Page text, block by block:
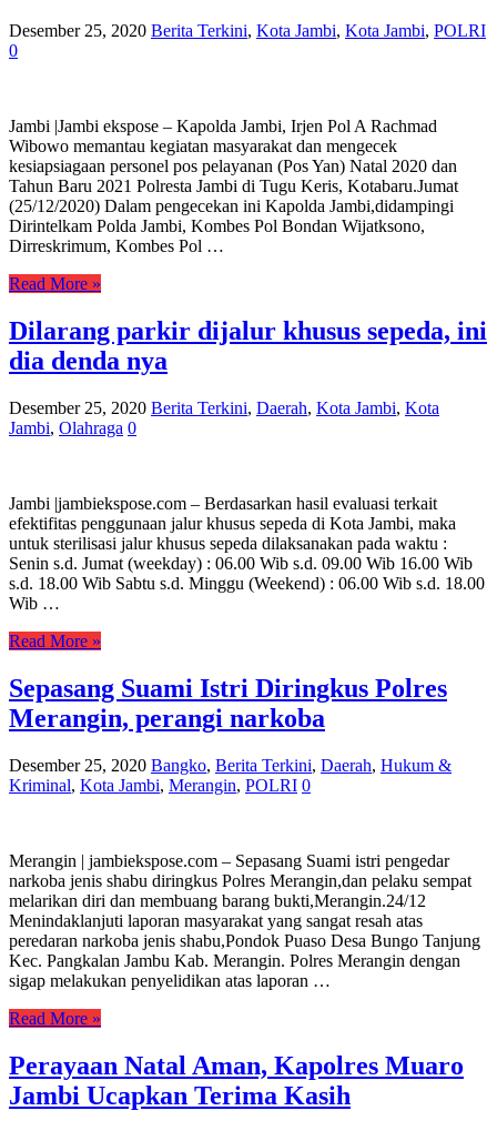
Desember 25, 2020 Berita Terkini, Kota Jambi, Kota Jambi, POLRI
0
Jambi |Jambi ekspose – Kapolda Jambi, Irjen Pol A Rachmad
Wibowo memantau kegiatan masyarakat dan mengecek
kesiapsiagaan personel pos pelayanan (Pos Yan) Natal 2020 dan
Tahun Baru 2021 Polresta Jambi di Tugu Keris, Kotabaru.Jumat
(25/12/2020) Dalam pengecekan ini Kapolda Jambi,didampingi
Dirintelkam Polda Jambi, Kombes Pol Bondan Wijatksono,
Dirreskrimum, Kombes Pol …
Read More »
Dilarang parkir dijalur khusus sepeda, ini
dia denda nya
Desember 25, 2020 Berita Terkini, Daerah, Kota Jambi, Kota
Jambi, Olahraga 0
Jambi |jambiekspose.com – Berdasarkan hasil evaluasi terkait
efektifitas penggunaan jalur khusus sepeda di Kota Jambi, maka
untuk sterilisasi jalur khusus sepeda dilaksanakan pada waktu :
Senin s.d. Jumat (weekday) : 06.00 Wib s.d. 09.00 Wib 16.00 Wib
s.d. 18.00 Wib Sabtu s.d. Minggu (Weekend) : 06.00 Wib s.d. 18.00
Wib …
Read More »
Sepasang Suami Istri Diringkus Polres
Merangin, perangi narkoba
Desember 25, 2020 Bangko, Berita Terkini, Daerah, Hukum &
Kriminal, Kota Jambi, Merangin, POLRI 0
Merangin | jambiekspose.com – Sepasang Suami istri pengedar
narkoba jenis shabu diringkus Polres Merangin,dan pelaku sempat
melarikan diri dan membuang barang bukti,Merangin.24/12
Menindaklanjuti laporan masyarakat yang sangat resah atas
peredaran narkoba jenis shabu,Pondok Puaso Desa Bungo Tanjung
Kec. Pangkalan Jambu Kab. Merangin. Polres Merangin dengan
sigap melakukan penyelidikan atas laporan …
Read More »
Perayaan Natal Aman, Kapolres Muaro
Jambi Ucapkan Terima Kasih